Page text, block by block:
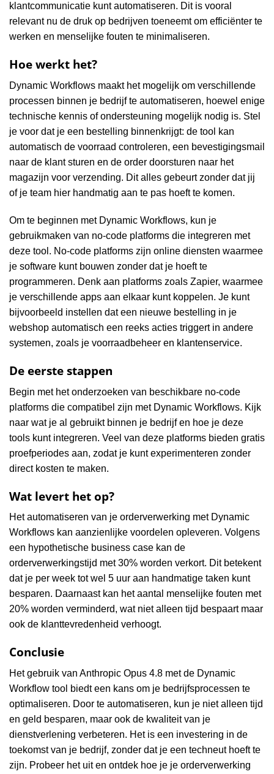
klantcommunicatie kunt automatiseren. Dit is vooral
relevant nu de druk op bedrijven toeneemt om efficiënter te
werken en menselijke fouten te minimaliseren.
Hoe werkt het?
Dynamic Workflows maakt het mogelijk om verschillende
processen binnen je bedrijf te automatiseren, hoewel enige
technische kennis of ondersteuning mogelijk nodig is. Stel
je voor dat je een bestelling binnenkrijgt: de tool kan
automatisch de voorraad controleren, een bevestigingsmail
naar de klant sturen en de order doorsturen naar het
magazijn voor verzending. Dit alles gebeurt zonder dat jij
of je team hier handmatig aan te pas hoeft te komen.
Om te beginnen met Dynamic Workflows, kun je
gebruikmaken van no-code platforms die integreren met
deze tool. No-code platforms zijn online diensten waarmee
je software kunt bouwen zonder dat je hoeft te
programmeren. Denk aan platforms zoals Zapier, waarmee
je verschillende apps aan elkaar kunt koppelen. Je kunt
bijvoorbeeld instellen dat een nieuwe bestelling in je
webshop automatisch een reeks acties triggert in andere
systemen, zoals je voorraadbeheer en klantenservice.
De eerste stappen
Begin met het onderzoeken van beschikbare no-code
platforms die compatibel zijn met Dynamic Workflows. Kijk
naar wat je al gebruikt binnen je bedrijf en hoe je deze
tools kunt integreren. Veel van deze platforms bieden gratis
proefperiodes aan, zodat je kunt experimenteren zonder
direct kosten te maken.
Wat levert het op?
Het automatiseren van je orderverwerking met Dynamic
Workflows kan aanzienlijke voordelen opleveren. Volgens
een hypothetische business case kan de
orderverwerkingstijd met 30% worden verkort. Dit betekent
dat je per week tot wel 5 uur aan handmatige taken kunt
besparen. Daarnaast kan het aantal menselijke fouten met
20% worden verminderd, wat niet alleen tijd bespaart maar
ook de klanttevredenheid verhoogt.
Conclusie
Het gebruik van Anthropic Opus 4.8 met de Dynamic
Workflow tool biedt een kans om je bedrijfsprocessen te
optimaliseren. Door te automatiseren, kun je niet alleen tijd
en geld besparen, maar ook de kwaliteit van je
dienstverlening verbeteren. Het is een investering in de
toekomst van je bedrijf, zonder dat je een techneut hoeft te
zijn. Probeer het uit en ontdek hoe je je orderverwerking